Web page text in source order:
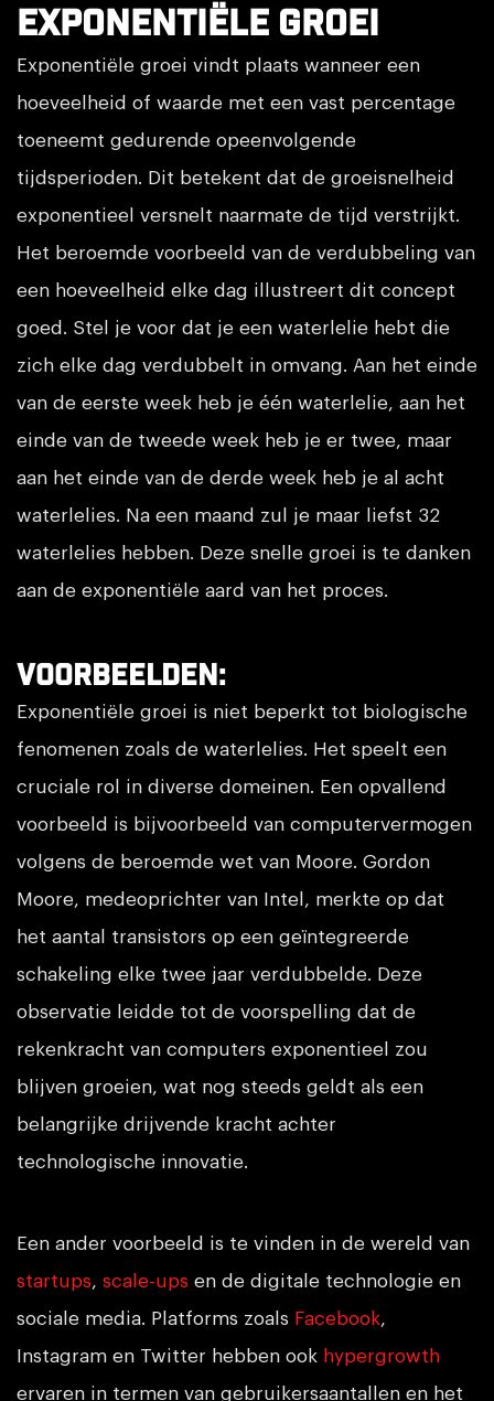
exponentiële groei
Exponentiële groei vindt plaats wanneer een
hoeveelheid of waarde met een vast percentage
toeneemt gedurende opeenvolgende
tijdsperioden. Dit betekent dat de groeisnelheid
exponentieel versnelt naarmate de tijd verstrijkt.
Het beroemde voorbeeld van de verdubbeling van
een hoeveelheid elke dag illustreert dit concept
goed. Stel je voor dat je een waterlelie hebt die
zich elke dag verdubbelt in omvang. Aan het einde
van de eerste week heb je één waterlelie, aan het
einde van de tweede week heb je er twee, maar
aan het einde van de derde week heb je al acht
waterlelies. Na een maand zul je maar liefst 32
waterlelies hebben. Deze snelle groei is te danken
aan de exponentiële aard van het proces.
Voorbeelden:
Exponentiële groei is niet beperkt tot biologische
fenomenen zoals de waterlelies. Het speelt een
cruciale rol in diverse domeinen. Een opvallend
voorbeeld is bijvoorbeeld van computervermogen
volgens de beroemde wet van Moore. Gordon
Moore, medeoprichter van Intel, merkte op dat
het aantal transistors op een geïntegreerde
schakeling elke twee jaar verdubbelde. Deze
observatie leidde tot de voorspelling dat de
rekenkracht van computers exponentieel zou
blijven groeien, wat nog steeds geldt als een
belangrijke drijvende kracht achter
technologische innovatie.
Een ander voorbeeld is te vinden in de wereld van
startups, scale-ups en de digitale technologie en
sociale media. Platforms zoals Facebook,
Instagram en Twitter hebben ook hypergrowth
ervaren in termen van gebruikersaantallen en het